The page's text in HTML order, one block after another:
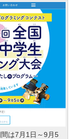
は7月1日～9月5